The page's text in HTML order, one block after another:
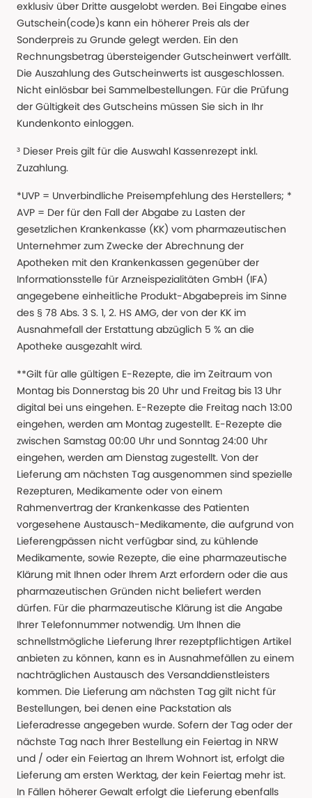
exklusiv über Dritte ausgelobt werden. Bei Eingabe eines
Gutschein(code)s kann ein höherer Preis als der
Sonderpreis zu Grunde gelegt werden. Ein den
Rechnungsbetrag übersteigender Gutscheinwert verfällt.
Die Auszahlung des Gutscheinwerts ist ausgeschlossen.
Nicht einlösbar bei Sammelbestellungen. Für die Prüfung
der Gültigkeit des Gutscheins müssen Sie sich in Ihr
Kundenkonto einloggen.
³ Dieser Preis gilt für die Auswahl Kassenrezept inkl.
Zuzahlung.
*UVP = Unverbindliche Preisempfehlung des Herstellers; *
AVP = Der für den Fall der Abgabe zu Lasten der
gesetzlichen Krankenkasse (KK) vom pharmazeutischen
Unternehmer zum Zwecke der Abrechnung der
Apotheken mit den Krankenkassen gegenüber der
Informationsstelle für Arzneispezialitäten GmbH (IFA)
angegebene einheitliche Produkt-Abgabepreis im Sinne
des § 78 Abs. 3 S. 1, 2. HS AMG, der von der KK im
Ausnahmefall der Erstattung abzüglich 5 % an die
Apotheke ausgezahlt wird.
**Gilt für alle gültigen E-Rezepte, die im Zeitraum von
Montag bis Donnerstag bis 20 Uhr und Freitag bis 13 Uhr
digital bei uns eingehen. E-Rezepte die Freitag nach 13:00
eingehen, werden am Montag zugestellt. E-Rezepte die
zwischen Samstag 00:00 Uhr und Sonntag 24:00 Uhr
eingehen, werden am Dienstag zugestellt. Von der
Lieferung am nächsten Tag ausgenommen sind spezielle
Rezepturen, Medikamente oder von einem
Rahmenvertrag der Krankenkasse des Patienten
vorgesehene Austausch-Medikamente, die aufgrund von
Lieferengpässen nicht verfügbar sind, zu kühlende
Medikamente, sowie Rezepte, die eine pharmazeutische
Klärung mit Ihnen oder Ihrem Arzt erfordern oder die aus
pharmazeutischen Gründen nicht beliefert werden
dürfen. Für die pharmazeutische Klärung ist die Angabe
Ihrer Telefonnummer notwendig. Um Ihnen die
schnellstmögliche Lieferung Ihrer rezeptpflichtigen Artikel
anbieten zu können, kann es in Ausnahmefällen zu einem
nachträglichen Austausch des Versanddienstleisters
kommen. Die Lieferung am nächsten Tag gilt nicht für
Bestellungen, bei denen eine Packstation als
Lieferadresse angegeben wurde. Sofern der Tag oder der
nächste Tag nach Ihrer Bestellung ein Feiertag in NRW
und / oder ein Feiertag an Ihrem Wohnort ist, erfolgt die
Lieferung am ersten Werktag, der kein Feiertag mehr ist.
In Fällen höherer Gewalt erfolgt die Lieferung ebenfalls